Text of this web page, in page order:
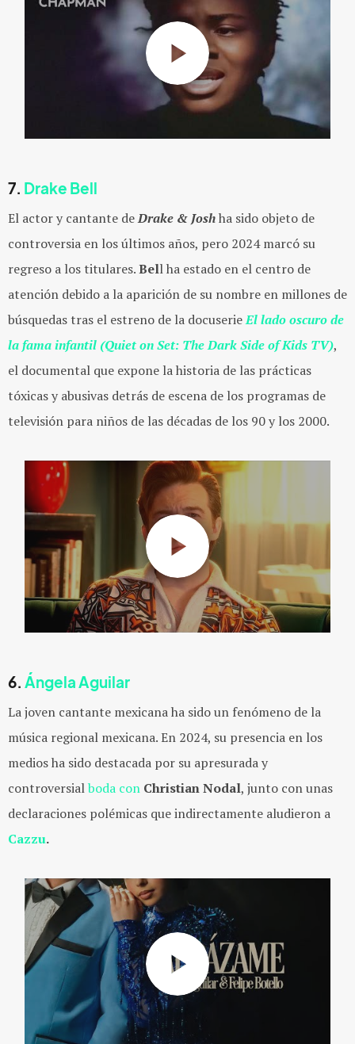
7. Drake Bell
El actor y cantante deDrake & Joshha sido objeto de
controversia en los últimos años, pero 2024 marcó su
regreso a los titulares.Bell ha estado en el centro de
atención debido a la aparición de su nombre en millones de
búsquedas tras el estreno de la docuserieEl lado oscuro de
la fama infantil (Quiet on Set: The Dark Side of Kids TV),
el documental que expone la historia de las prácticas
tóxicas y abusivas detrás de escena de los programas de
televisión para niños de las décadas de los 90 y los 2000.
6. Ángela Aguilar
La joven cantante mexicana ha sido un fenómeno de la
música regional mexicana. En 2024, su presencia en los
medios ha sido destacada por su apresurada y
controversialboda con Christian Nodal, junto con unas
declaraciones polémicas que indirectamente aludieron a
Cazzu.